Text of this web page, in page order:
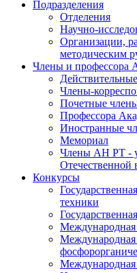
Подразделения
Отделения
Научно-
Организации,
методическим
Члены и профессора
Члены-
Почетные
Профессора
Иностранные
Мемориал
Члены АН РТ -
Отечественной
Конкурсы
техники
Международная